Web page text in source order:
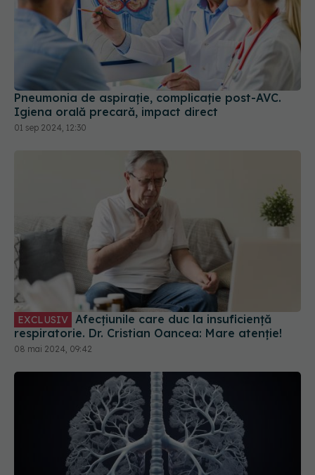
Pneumonia de aspirație, complicație post-AVC.
Igiena orală precară, impact direct
01 sep 2024, 12:30
EXCLUSIV Afecțiunile care duc la insuficiență
respiratorie. Dr. Cristian Oancea: Mare atenție!
08 mai 2024, 09:42